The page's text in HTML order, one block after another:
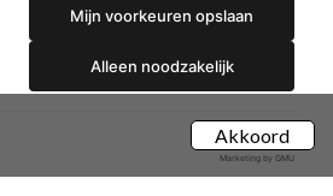
Akkoord
Mijn voorkeuren opslaan
Alleen noodzakelijk
Marketing by GMU